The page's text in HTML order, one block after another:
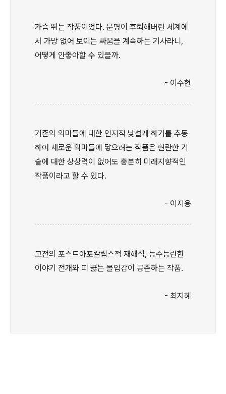
가슴 뛰는 작품이었다. 문명이 후퇴해버린 세계에
서 가망 없어 보이는 싸움을 계속하는 기사라니,
어떻게 안좋아할 수 있을까.
- 이수현
기존의 의미들에 대한 인지적 낯설게 하기를 추동
하여 새로운 의미들에 닿으려는 작품은 현란한 기
술에 대한 상상력이 없어도 충분히 미래지향적인
작품이라고 할 수 있다.
- 이지용
고전의 포스트아포칼립스적 재해석, 능수능란한
이야기 전개와 피 끓는 몰입감이 공존하는 작품.
- 최지혜